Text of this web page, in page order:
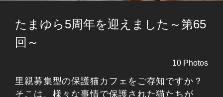
たまゆら5周年を迎えました～第65
回～
10 Photos
里親募集型の保護猫カフェをご存知ですか？
そこは、様々な事情で保護された猫たちが